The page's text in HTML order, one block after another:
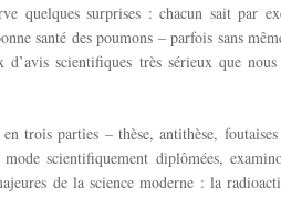
quelques surprises : chacun sait par
santé des poumons – parfois sans
scientifiques très sérieux que
trois parties – thèse, antithèse,
scientifiquement diplômées,
de la science moderne : la